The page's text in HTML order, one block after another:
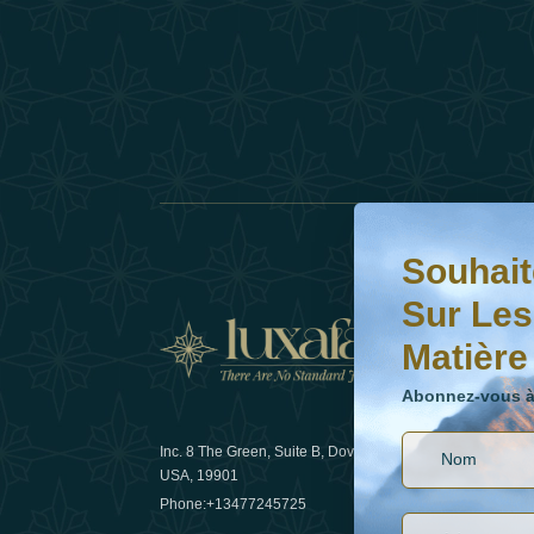
Inc. 8 The Green, Suite B, Dover, DE
USA, 19901
Phone:+13477245725
Comment
les
Souhaitez-vous en
Abonnez-vous à
Sur
Abonnez-vous